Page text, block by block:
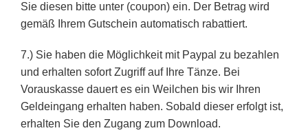
Sie diesen bitte unter (coupon) ein. Der Betrag wird
gemäß Ihrem Gutschein automatisch rabattiert.
7.) Sie haben die Möglichkeit mit Paypal zu bezahlen
und erhalten sofort Zugriff auf Ihre Tänze. Bei
Vorauskasse dauert es ein Weilchen bis wir Ihren
Geldeingang erhalten haben. Sobald dieser erfolgt ist,
erhalten Sie den Zugang zum Download.